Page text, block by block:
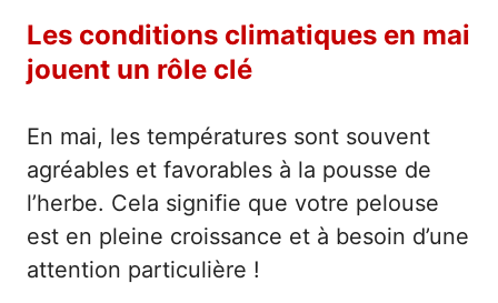
Les conditions climatiques en mai
jouent un rôle clé
En mai, les températures sont souvent
agréables et favorables à la pousse de
l’herbe. Cela signifie que votre pelouse
est en pleine croissance et à besoin d’une
attention particulière !